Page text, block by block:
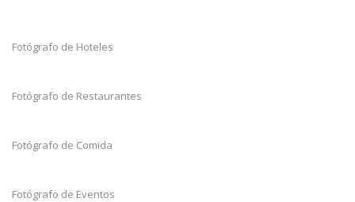
Fotógrafo de Hoteles
Fotógrafo de Restaurantes
Fotógrafo de Comida
Fotógrafo de Eventos